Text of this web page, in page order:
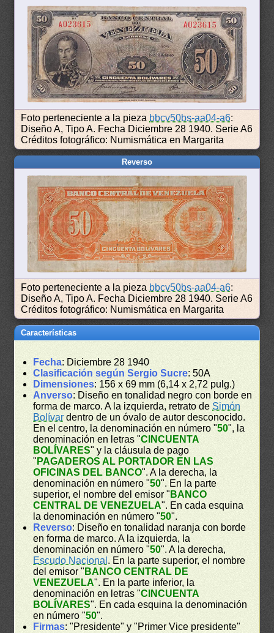
Foto perteneciente a la pieza bbcv50bs-aa04-a6:
Diseño A, Tipo A. Fecha Diciembre 28 1940. Serie A6
Créditos fotográfico: Numismática en Margarita
Reverso
Foto perteneciente a la pieza bbcv50bs-aa04-a6:
Diseño A, Tipo A. Fecha Diciembre 28 1940. Serie A6
Créditos fotográfico: Numismática en Margarita
Características
Fecha: Diciembre 28 1940
Clasificación según Sergio Sucre: 50A
Dimensiones: 156 x 69 mm (6,14 x 2,72 pulg.)
Anverso: Diseño en tonalidad negro con borde en
forma de marco. A la izquierda, retrato deSimón
Bolívar dentro de un óvalo de autor desconocido.
En el centro, la denominación en número "50", la
denominación en letras "CINCUENTA
BOLÍVARES" y la cláusula de pago
" PAGADEROS AL PORTADOR EN LAS
OFICINAS DEL BANCO". A la derecha, la
denominación en número "50". En la parte
superior, el nombre del emisor " BANCO
CENTRAL DE VENEZUELA". En cada esquina
la denominación en número "50".
Reverso: Diseño en tonalidad naranja con borde
en forma de marco. A la izquierda, la
denominación en número "50". A la derecha,
Escudo Nacional . En la parte superior, el nombre
del emisor " BANCO CENTRAL DE
VENEZUELA". En la parte inferior, la
denominación en letras "CINCUENTA
BOLÍVARES". En cada esquina la denominación
en número "50".
Firmas: "Presidente" y "Primer Vice presidente"